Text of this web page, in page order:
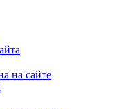
на сайте